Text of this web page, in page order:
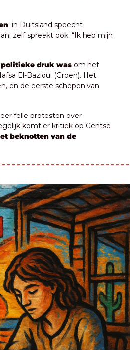
: in Duitsland speecht
zelf spreekt ook: “Ik heb mijn
druk was om het
El-Bazioui (Groen). Het
en de eerste schepen van
felle protesten over
komt er kritiek op Gentse
beknotten van de